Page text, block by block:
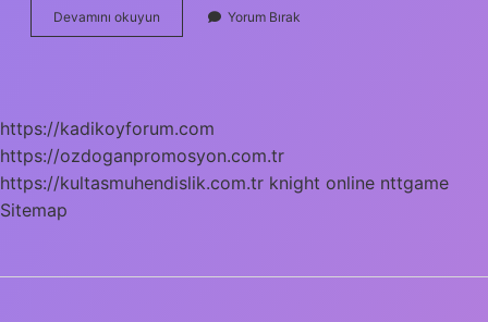
Devamını okuyun
Sigorta
Ait
Yorum Bırak
https://kadikoyforum.com
https://ozdoganpromosyon.com.tr
https://kultasmuhendislik.com.tr knight online nttgame
Sitemap